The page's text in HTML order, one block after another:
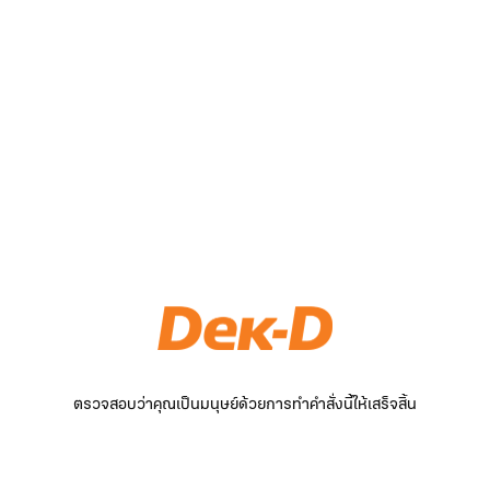
ตรวจสอบว่าคุณเป็นมนุษย์ด้วยการทำคำสั่งนี้ให้เสร็จสิ้น